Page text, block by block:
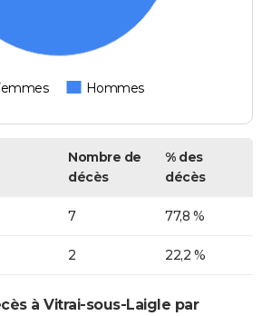
Hommes
Nombre de
décès
% des
décès
7 77,8 %
2 22,2 %
à Vitrai-sous-Laigle par